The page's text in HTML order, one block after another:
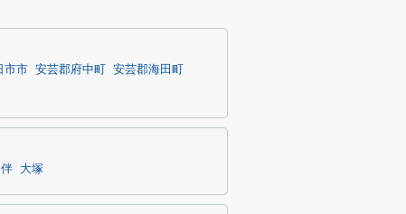
市市 安芸郡府中町
安芸郡海田町
伴 大塚